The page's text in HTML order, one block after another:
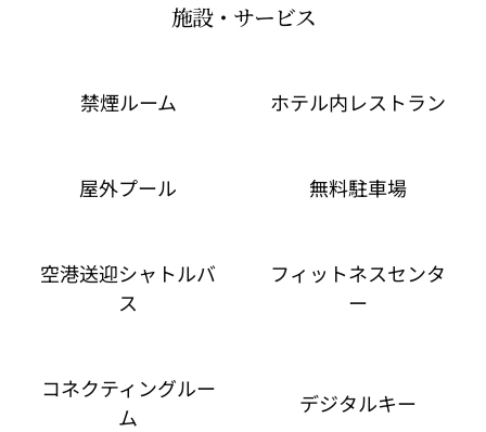
施設・サービス
禁煙ルーム ホテル内レストラン
屋外プール 無料駐車場
空港送迎シャトルバ
ス
フィットネスセンタ
ー
コネクティングルー
ム
デジタルキー